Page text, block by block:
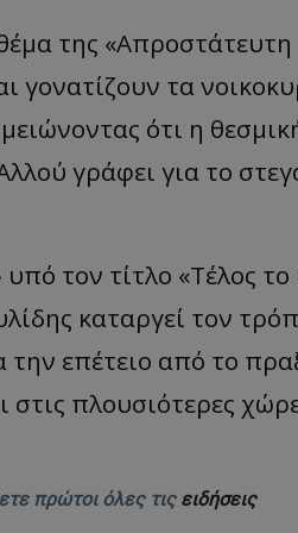
της «Απροστάτευτη
γονατίζουν τα
ότι η
γράφει για το
τον τίτλο «Τέλος το
καταργεί τον
επέτειο από το
στις πλουσιότερες
πρώτοι όλες τις ειδήσεις
Microsoft Corporation
themasports.tothemaonline.com
YouTube
Cloudflare Inc.